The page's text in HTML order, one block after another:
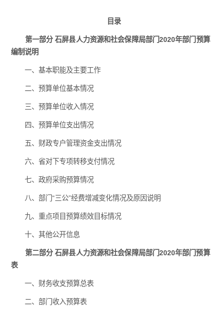
目录
第一部分 石屏县人力资源和社会保障局部门2020年部门预算
编制说明
一、基本职能及主要工作
二、预算单位基本情况
三、预算单位收入情况
四、预算单位支出情况
五、财政专户管理资金支出情况
六、省对下专项转移支付情况
七、政府采购预算情况
八、部门“三公”经费增减变化情况及原因说明
九、重点项目预算绩效目标情况
十、其他公开信息
第二部分 石屏县人力资源和社会保障局部门2020年部门预算
表
一、财务收支预算总表
二、部门收入预算表